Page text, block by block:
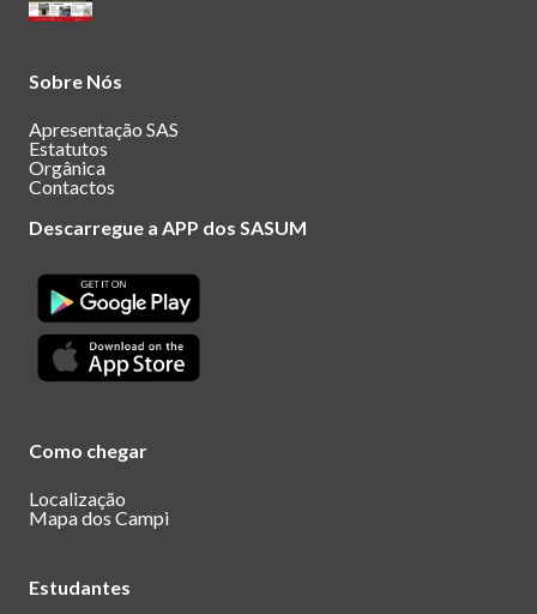
Sobre Nós
Apresentação SAS
Estatutos
Orgânica
Contactos
Descarregue a APP dos SASUM
Como chegar
Localização
Mapa dos Campi
Estudantes